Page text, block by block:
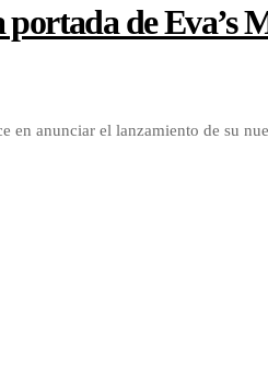
de Eva’s
en anunciar el lanzamiento de su